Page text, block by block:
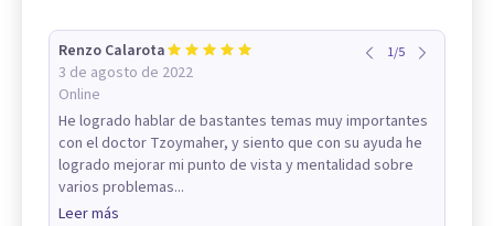
Renzo Calarota
3 de agosto de 2022
Online
1/5
He logrado hablar de bastantes temas muy importantes
con el doctor Tzoymaher, y siento que con su ayuda he
logrado mejorar mi punto de vista y mentalidad sobre
varios problemas...
Leer más